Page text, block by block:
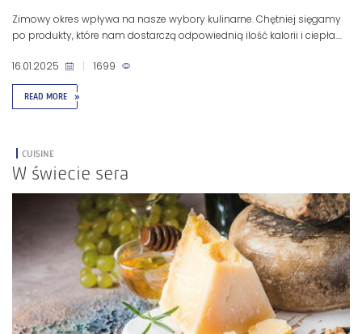
Zimowy okres wpływa na nasze wybory kulinarne. Chętniej sięgamy
po produkty, które nam dostarczą odpowiednią ilość kalorii i ciepła....
READ MORE »
16.01.2025 1699
CUISINE
W świecie sera